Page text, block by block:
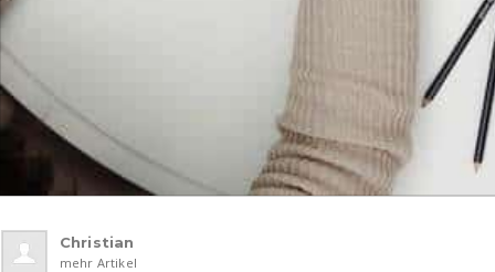
Christian
mehr Artikel